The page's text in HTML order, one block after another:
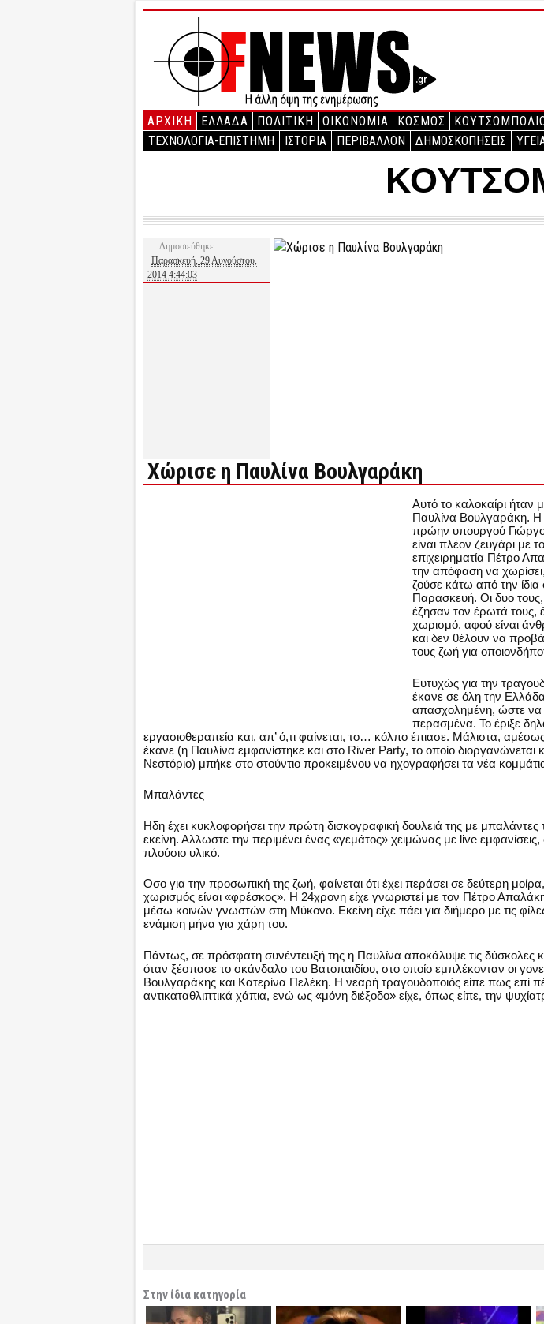
ΑΡΧΙΚΉ ΕΛΛΑΔΑ ΠΟΛΙΤΙΚΗ ΟΙΚΟΝΟΜΙΑ ΚΟΣΜΟΣ
ΤΕΧΝΟΛΟΓΙΑ-ΕΠΙΣΤΗΜΗ
ΙΣΤΟΡΙΑ ΠΕΡΙΒΑΛΛΟΝ ΔΗΜΟΣΚΟΠΗΣΕΙΣ
Δημοσιεύθηκε
Παρασκευή, 29 Αυγούστου,
2014 4:44:03
Χώρισε η Παυλίνα Βουλγαράκη
Αυτό το καλοκαίρι ήταν
Παυλίνα Βουλγαράκη.
πρώην υπουργού
είναι πλέον ζευγάρι με
επιχειρηματία Πέτρο
την απόφαση να
ζούσε κάτω από την ίδια
Παρασκευή. Οι δυο
έζησαν τον έρωτά τους,
χωρισμό, αφού είναι
και δεν θέλουν να
τους ζωή για
Ευτυχώς για την
έκανε σε όλη την
απασχολημένη, ώστε να
περασμένα. Το έριξε
εργασιοθεραπεία και, απ’ ό,τι φαίνεται, το… κόλπο έπιασε. Μάλιστα,
έκανε (η Παυλίνα εμφανίστηκε και στο River Party, το οποίο διοργανώνεται
Νεστόριο) μπήκε στο στούντιο προκειμένου να ηχογραφήσει τα νέα
Μπαλάντες
Ηδη έχει κυκλοφορήσει την πρώτη δισκογραφική δουλειά της με μπαλάντες
εκείνη. Αλλωστε την περιμένει ένας «γεμάτος» χειμώνας με live εμφανίσεις,
πλούσιο υλικό.
Οσο για την προσωπική της ζωή, φαίνεται ότι έχει περάσει σε δεύτερη
χωρισμός είναι «φρέσκος». Η 24χρονη είχε γνωριστεί με τον Πέτρο
μέσω κοινών γνωστών στη Μύκονο. Εκείνη είχε πάει για διήμερο με τις φίλες
ενάμιση μήνα για χάρη του.
Πάντως, σε πρόσφατη συνέντευξή της η Παυλίνα αποκάλυψε τις δύσκολες
όταν ξέσπασε το σκάνδαλο του Βατοπαιδίου, στο οποίο εμπλέκονταν οι
Βουλγαράκης και Κατερίνα Πελέκη. Η νεαρή τραγουδοποιός είπε πως επί
αντικαταθλιπτικά χάπια, ενώ ως «μόνη διέξοδο» είχε, όπως είπε, την
Στην ίδια κατηγορία